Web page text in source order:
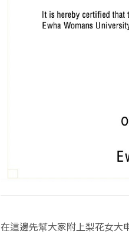
在這邊先幫大家附上梨花女大